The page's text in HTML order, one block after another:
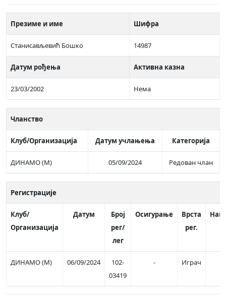
Презиме и име Шифра
Станисављевић Бошко 14987
Датум рођења Активна казна
23/03/2002 Нема
Чланство
Клуб/Организација Датум учлањења Категорија
ДИНАМО (М) 05/09/2024 Редован члан
Регистрације
Клуб/
Организација
Датум
Број
рег/
лег
Осигурање
Врста
рег.
ДИНАМО (М) 06/09/2024
102-
03419
- Играч